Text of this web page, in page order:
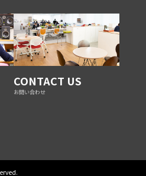
CONTACT US
お問い合わせ